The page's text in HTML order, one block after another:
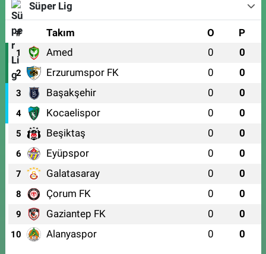
Süper Lig
# Takım O P
1 Amed 0 0
2 Erzurumspor FK 0 0
3 Başakşehir 0 0
4 Kocaelispor 0 0
5 Beşiktaş 0 0
6 Eyüpspor 0 0
7 Galatasaray 0 0
8 Çorum FK 0 0
9 Gaziantep FK 0 0
10 Alanyaspor 0 0